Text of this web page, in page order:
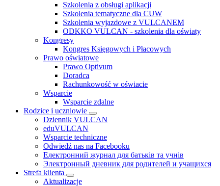
Szkolenia z obsługi aplikacji
Szkolenia tematyczne dla CUW
Szkolenia wyjazdowe z VULCANEM
ODKKO VULCAN - szkolenia dla oświaty
Kongresy
Kongres Księgowych i Płacowych
Prawo oświatowe
Prawo Optivum
Doradca
Rachunkowość w oświacie
Wsparcie
Wsparcie zdalne
Rodzice i uczniowie
Dziennik VULCAN
eduVULCAN
Wsparcie techniczne
Odwiedź nas na Facebooku
Електронний журнал для батьків та учнів
Электронный дневник для родителей и учащихся
Strefa klienta
Aktualizacje